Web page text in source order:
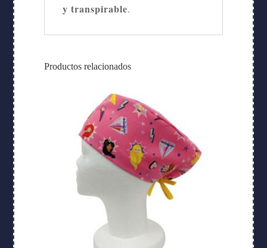
y transpirable.
Productos relacionados